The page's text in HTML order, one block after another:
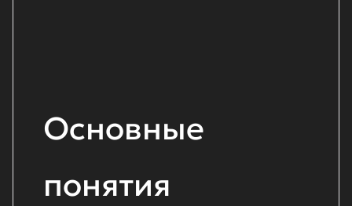
Основные
понятия